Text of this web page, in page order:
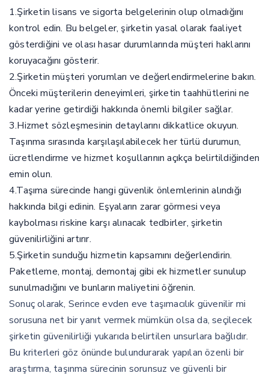
1.Şirketin lisans ve sigorta belgelerinin olup olmadığını
kontrol edin. Bu belgeler, şirketin yasal olarak faaliyet
gösterdiğini ve olası hasar durumlarında müşteri haklarını
koruyacağını gösterir.
2.Şirketin müşteri yorumları ve değerlendirmelerine bakın.
Önceki müşterilerin deneyimleri, şirketin taahhütlerini ne
kadar yerine getirdiği hakkında önemli bilgiler sağlar.
3.Hizmet sözleşmesinin detaylarını dikkatlice okuyun.
Taşınma sırasında karşılaşılabilecek her türlü durumun,
ücretlendirme ve hizmet koşullarının açıkça belirtildiğinden
emin olun.
4.Taşıma sürecinde hangi güvenlik önlemlerinin alındığı
hakkında bilgi edinin. Eşyaların zarar görmesi veya
kaybolması riskine karşı alınacak tedbirler, şirketin
güvenilirliğini artırır.
5.Şirketin sunduğu hizmetin kapsamını değerlendirin.
Paketleme, montaj, demontaj gibi ek hizmetler sunulup
sunulmadığını ve bunların maliyetini öğrenin.
Sonuç olarak, Serince evden eve taşımacılık güvenilir mi
sorusuna net bir yanıt vermek mümkün olsa da, seçilecek
şirketin güvenilirliği yukarıda belirtilen unsurlara bağlıdır.
Bu kriterleri göz önünde bulundurarak yapılan özenli bir
araştırma, taşınma sürecinin sorunsuz ve güvenli bir